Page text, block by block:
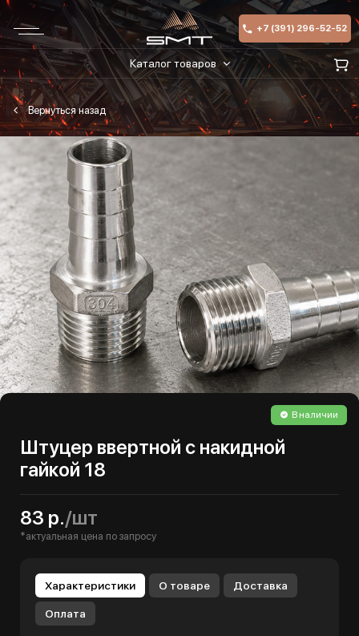
+7 (391) 296-52-52
Каталог товаров
В наличии
Штуцер ввертной с накидной
гайкой 18
83 р./шт
*актуальная цена по запросу
Характеристики О товаре Доставка
Оплата